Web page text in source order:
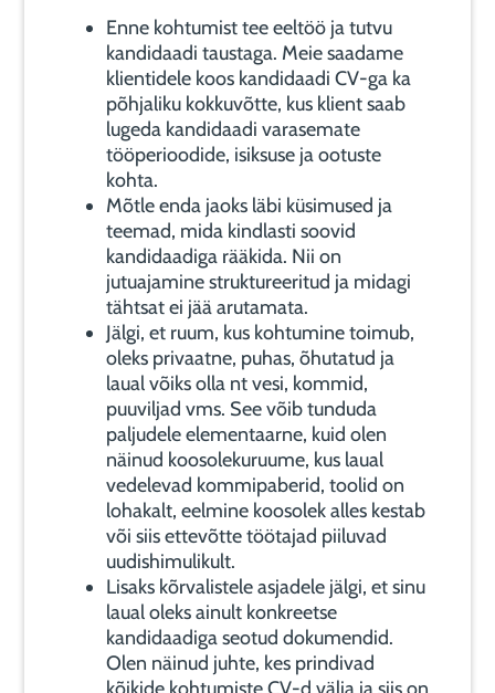
Enne kohtumist tee eeltöö ja tutvu
kandidaadi taustaga. Meie saadame
klientidele koos kandidaadi CV-ga ka
põhjaliku kokkuvõtte, kus klient saab
lugeda kandidaadi varasemate
tööperioodide, isiksuse ja ootuste
kohta.
Mõtle enda jaoks läbi küsimused ja
teemad, mida kindlasti soovid
kandidaadiga rääkida. Nii on
jutuajamine struktureeritud ja midagi
tähtsat ei jää arutamata.
Jälgi, et ruum, kus kohtumine toimub,
oleks privaatne, puhas, õhutatud ja
laual võiks olla nt vesi, kommid,
puuviljad vms. See võib tunduda
paljudele elementaarne, kuid olen
näinud koosolekuruume, kus laual
vedelevad kommipaberid, toolid on
lohakalt, eelmine koosolek alles kestab
või siis ettevõtte töötajad piiluvad
uudishimulikult.
Lisaks kõrvalistele asjadele jälgi, et sinu
laual oleks ainult konkreetse
kandidaadiga seotud dokumendid.
Olen näinud juhte, kes prindivad
kõikide kohtumiste CV-d välja ja siis on